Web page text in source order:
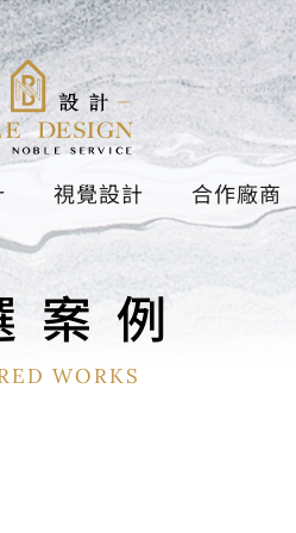
視覺設計 合作廠商
案 例
WORKS